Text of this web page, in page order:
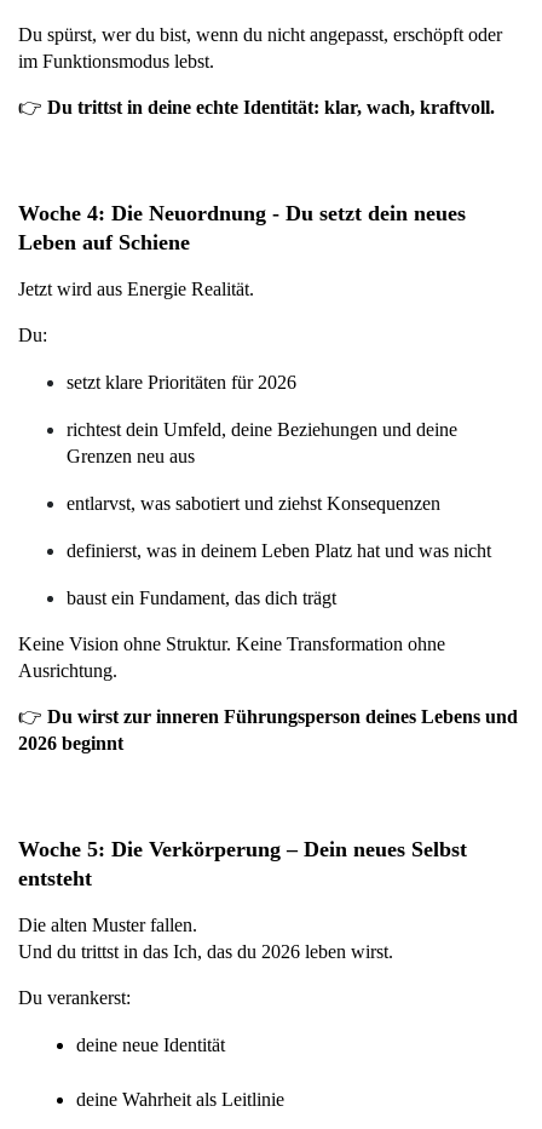
Du spürst, wer du bist, wenn du nicht angepasst, erschöpft oder
im Funktionsmodus lebst.
👉 Du trittst in deine echte Identität: klar, wach, kraftvoll.
Woche 4: Die Neuordnung - Du setzt dein neues
Leben auf Schiene
Jetzt wird aus Energie Realität.
Du:
setzt klare Prioritäten für 2026
richtest dein Umfeld, deine Beziehungen und deine
Grenzen neu aus
entlarvst, was sabotiert und ziehst Konsequenzen
definierst, was in deinem Leben Platz hat und was nicht
baust ein Fundament, das dich trägt
Keine Vision ohne Struktur. Keine Transformation ohne
Ausrichtung.
👉 Du wirst zur inneren Führungsperson deines Lebens und
2026 beginnt
Woche 5: Die Verkörperung – Dein neues Selbst
entsteht
Die alten Muster fallen.
Und du trittst in das Ich, das du 2026 leben wirst.
Du verankerst:
deine neue Identität
deine Wahrheit als Leitlinie